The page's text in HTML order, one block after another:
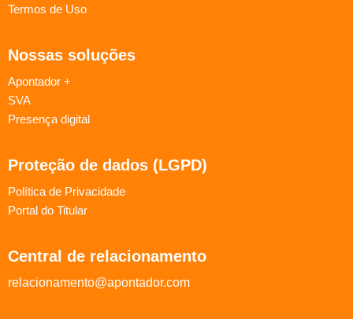
Termos de Uso
Nossas soluções
Apontador +
SVA
Presença digital
Proteção de dados (LGPD)
Política de Privacidade
Portal do Titular
Central de relacionamento
relacionamento@apontador.com